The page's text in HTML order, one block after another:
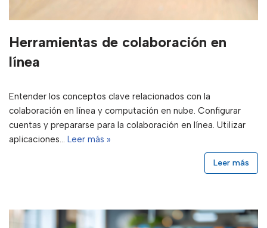
Herramientas de colaboración en
línea
Entender los conceptos clave relacionados con la
colaboración en línea y computación en nube. Configurar
cuentas y prepararse para la colaboración en línea. Utilizar
aplicaciones… Leer más »
Leer más